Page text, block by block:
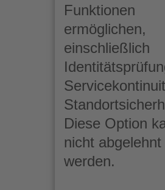
Funktionen
ermöglichen,
einschließlich
Diese Option
nicht abgelehnt
werden.